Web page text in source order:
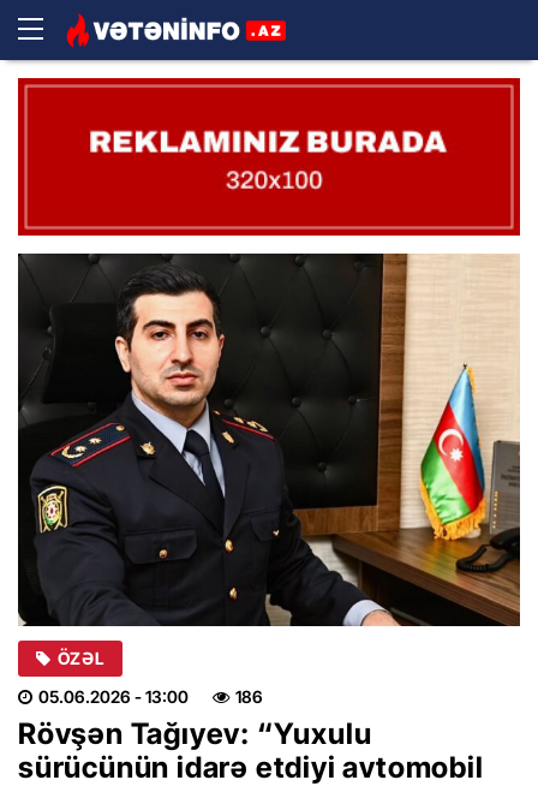
ÖZƏL
05.06.2026 - 13:00 186
Rövşən Tağıyev: “Yuxulu
sürücünün idarə etdiyi avtomobil